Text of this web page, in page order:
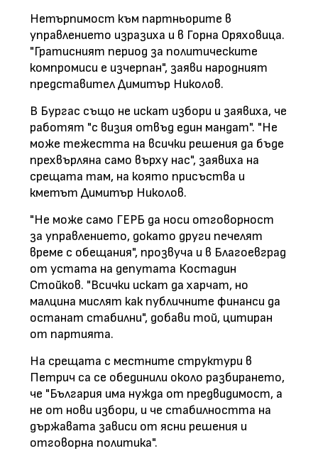
Нетърпимост към партньорите в
управлението изразиха и в Горна Оряховица.
"Гратисният период за политическите
компромиси е изчерпан", заяви народният
представител Димитър Николов.
В Бургас също не искат избори и заявиха, че
работят "с визия отвъд един мандат". "Не
може тежестта на всички решения да бъде
прехвърляна само върху нас", заявиха на
срещата там, на която присъства и
кметът Димитър Николов.
"Не може само ГЕРБ да носи отговорност
за управлението, докато други печелят
време с обещания", прозвуча и в Благоевград
от устата на депутата Костадин
Стойков. "Всички искат да харчат, но
малцина мислят как публичните финанси да
останат стабилни", добави той, цитиран
от партията.
На срещата с местните структури в
Петрич са се обединили около разбирането,
че "България има нужда от предвидимост, а
не от нови избори, и че стабилността на
държавата зависи от ясни решения и
отговорна политика".